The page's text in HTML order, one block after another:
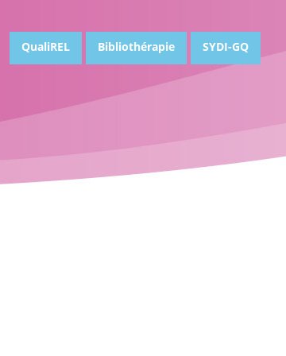
QualiREL Bibliothérapie SYDI-GQ